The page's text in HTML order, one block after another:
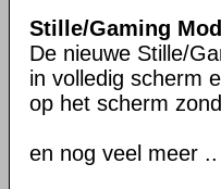
Stille/Gaming
De nieuwe Stille/
in volledig scherm
op het scherm
en nog veel meer ..